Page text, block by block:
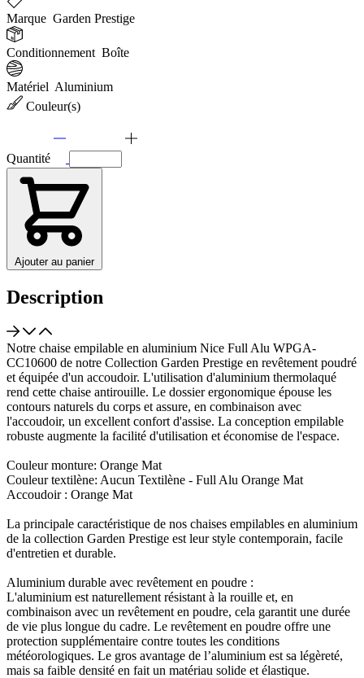
Marque Garden Prestige
Conditionnement Boîte
Matériel Aluminium
Couleur(s)
Quantité
Ajouter au panier
Description
Notre chaise empilable en aluminium Nice Full Alu WPGA-
CC10600 de notre Collection Garden Prestige en revêtement poudré
et équipée d'un accoudoir. L'utilisation d'aluminium thermolaqué
rend cette chaise antirouille. Le dossier ergonomique épouse les
contours naturels du corps et assure, en combinaison avec
l'accoudoir, un excellent confort d'assise. La conception empilable
robuste augmente la facilité d'utilisation et économise de l'espace.
Couleur monture: Orange Mat
Couleur textilène: Aucun Textilène - Full Alu Orange Mat
Accoudoir : Orange Mat
La principale caractéristique de nos chaises empilables en aluminium
de la collection Garden Prestige est leur style contemporain, facile
d'entretien et durable.
Aluminium durable avec revêtement en poudre :
L'aluminium est naturellement résistant à la rouille et, en
combinaison avec un revêtement en poudre, cela garantit une durée
de vie plus longue du cadre. Le revêtement en poudre offre une
protection supplémentaire contre toutes les conditions
météorologiques. Le gros avantage de l’aluminium est sa légèreté,
mais sa faible densité en fait un matériau solide et élastique.